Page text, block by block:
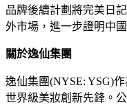
品牌後續計劃將完美日
外市場，進一步證明中
關於逸仙集團
逸仙集團(NYSE: YSG)
世界級美妝創新先鋒。